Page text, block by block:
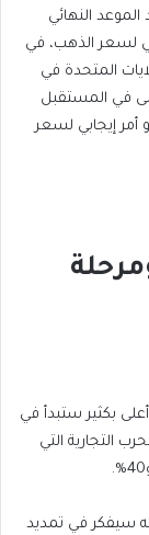
النهائي
لسعر الذهب، في
المتحدة في
في المستقبل
أمر إيجابي لسعر
جمركية أعلى بكثير ستبدأ في
التجارية التي
سيفكر في تمديد